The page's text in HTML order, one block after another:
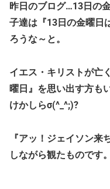
昨日のブログ…13日の
子達は『13日の金曜日
ろうな～と。
イエス・キリストが亡
曜日』を思い出す方も
けかしらσ(^_^;)?
『アッ！ジェイソン来
しながら観たものです。